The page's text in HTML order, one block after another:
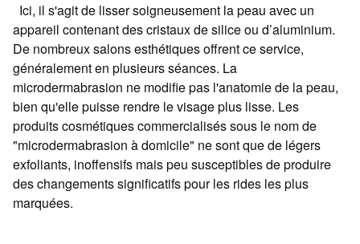
Ici, il s'agit de lisser soigneusement la peau avec un
appareil contenant des cristaux de silice ou d’aluminium.
De nombreux salons esthétiques offrent ce service,
généralement en plusieurs séances. La
microdermabrasion ne modifie pas l'anatomie de la peau,
bien qu'elle puisse rendre le visage plus lisse. Les
produits cosmétiques commercialisés sous le nom de
"microdermabrasion à domicile" ne sont que de légers
exfoliants, inoffensifs mais peu susceptibles de produire
des changements significatifs pour les rides les plus
marquées.